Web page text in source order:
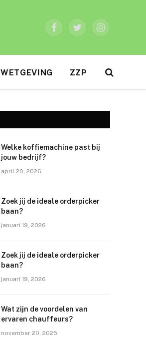
FacebookTwitterInstagram
WETGEVING ZZP
Welke koffiemachine past bij
jouw bedrijf?
april 20, 2026
Zoek jij de ideale orderpicker
baan?
januari 19, 2026
Zoek jij de ideale orderpicker
baan?
januari 19, 2026
Wat zijn de voordelen van
ervaren chauffeurs?
november 20, 2025